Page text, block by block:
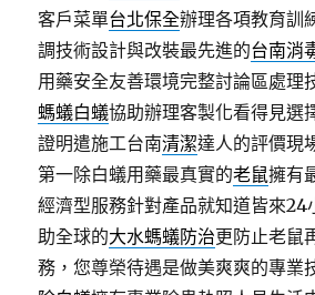
客戶菜單台北保全辦理各項教育訓
調技術設計與改裝最先進的台南消
用藥安全友善環境完整討論區處理
螞蟻白蟻協助辦理客製化看得見選
證明遣施工台南清潔達人的評價現
第一除白蟻用藥最真實的老鼠擁有
經濟型服務針對產品就知道皆來24
助全球的大水螞蟻防治更防止老鼠
務，您尊榮待遇是做美爽爽的專業